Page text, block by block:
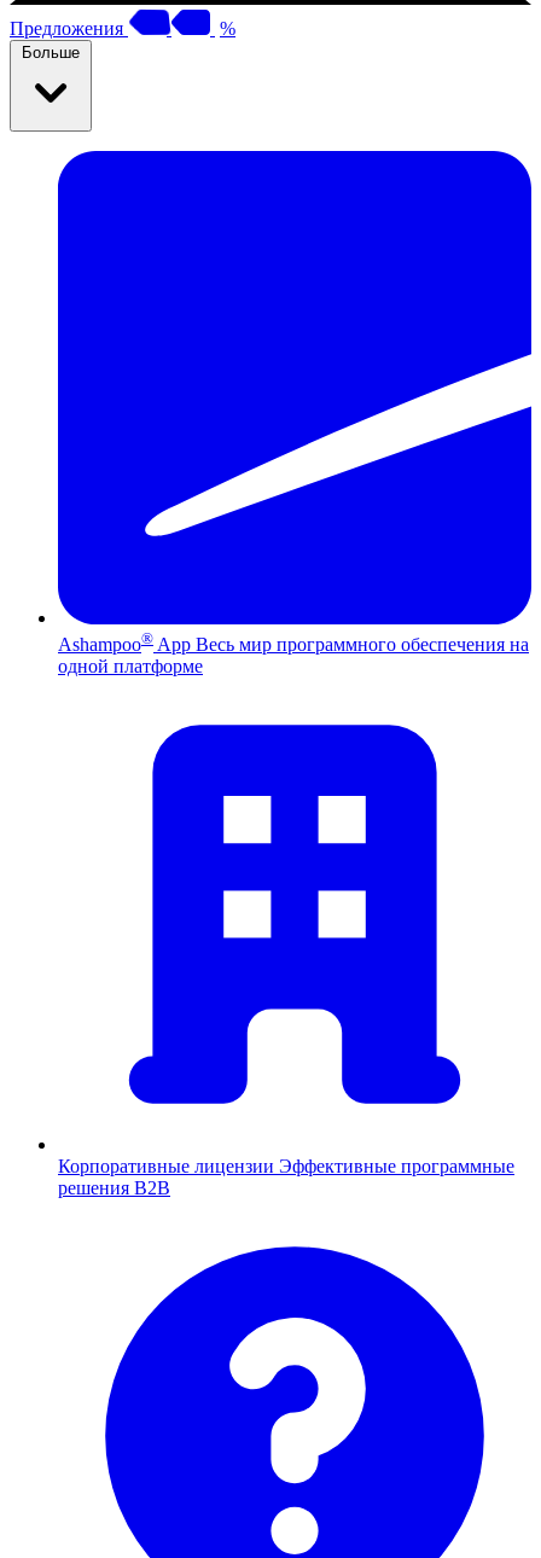
Предложения %
Больше
Ashampoo® App Весь мир программного обеспечения на
одной платформе
Корпоративные лицензии Эффективные программные
решения B2B